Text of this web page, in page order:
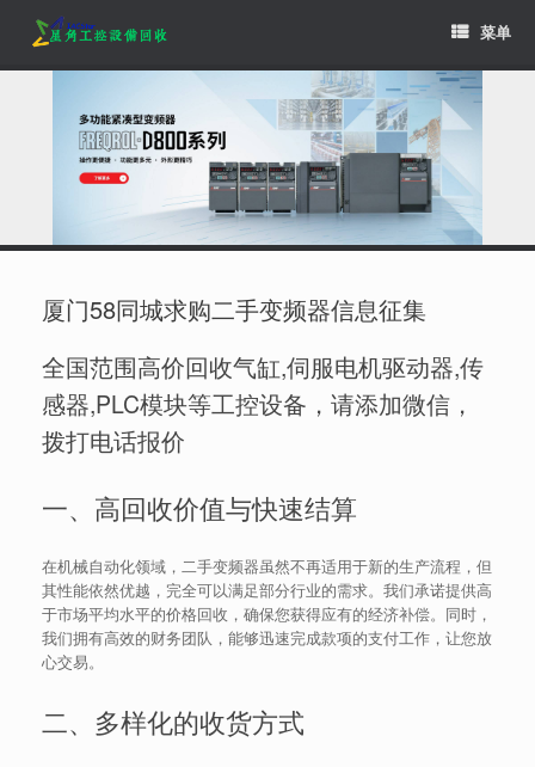
content
菜单
厦门58同城求购二手变频器信息征集
全国范围高价回收气缸,伺服电机驱动器,传
感器,PLC模块等工控设备，请添加微信，
拨打电话报价
一、高回收价值与快速结算
在机械自动化领域，二手变频器虽然不再适用于新的生产流程，但
其性能依然优越，完全可以满足部分行业的需求。我们承诺提供高
于市场平均水平的价格回收，确保您获得应有的经济补偿。同时，
我们拥有高效的财务团队，能够迅速完成款项的支付工作，让您放
心交易。
二、多样化的收货方式